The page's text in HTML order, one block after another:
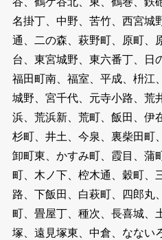
名掛丁、中野、苦竹、西宮城
通、二の森、萩野町、原町、
台、東宮城野、東六番丁、日
福田町南、福室、平成、枡江
城野、宮千代、元寺小路、荒
浜、荒浜新、荒町、飯田、伊
杉町、井土、今泉、裏柴田町
卸町東、かすみ町、霞目、蒲
町、木ノ下、椌木通、穀町、
路、下飯田、白萩町、四郎丸
町、畳屋丁、種次、長喜城、
塚、遠見塚東、中倉、なない